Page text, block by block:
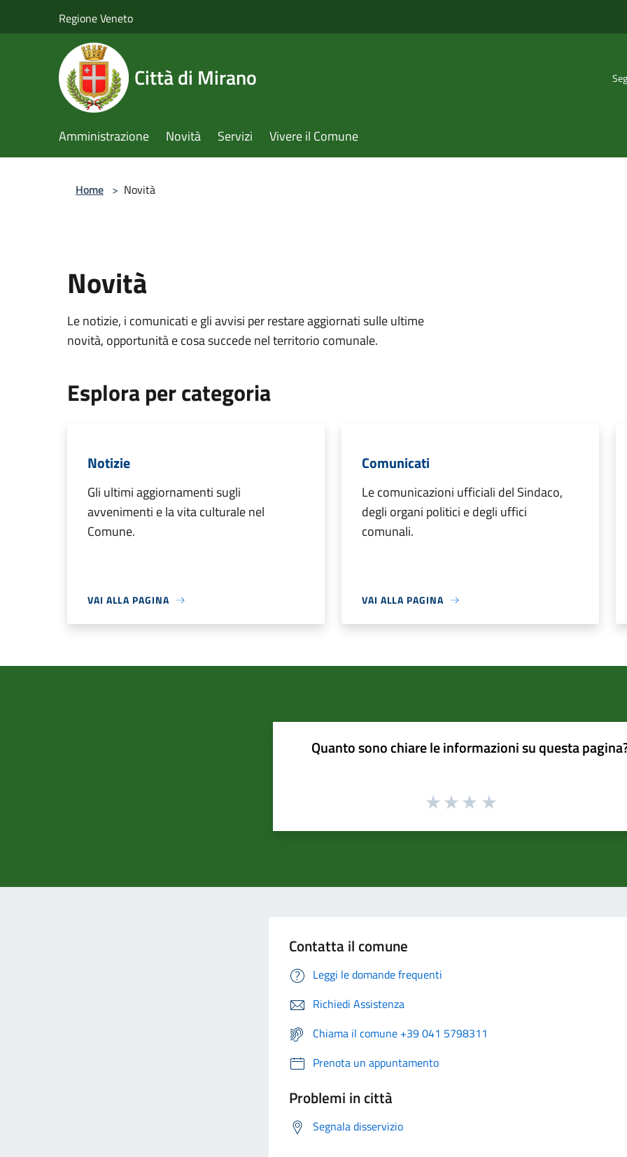
Regione Veneto
Città di Mirano
Amministrazione Novità Servizi Vivere il Comune
Home > Novità
Novità
Le notizie, i comunicati e gli avvisi per restare aggiornati sulle ultime
novità, opportunità e cosa succede nel territorio comunale.
Esplora per categoria
Notizie
Gli ultimi aggiornamenti sugli
avvenimenti e la vita culturale nel
Comune.
VAI ALLA PAGINA
Comunicati
Le comunicazioni ufficiali del Sindaco,
degli organi politici e degli uffici
comunali.
VAI ALLA PAGINA
Quanto sono chiare le informazioni su questa
Contatta il comune
Leggi le domande frequenti
Richiedi Assistenza
Chiama il comune +39 041 5798311
Prenota un appuntamento
Problemi in città
Segnala disservizio